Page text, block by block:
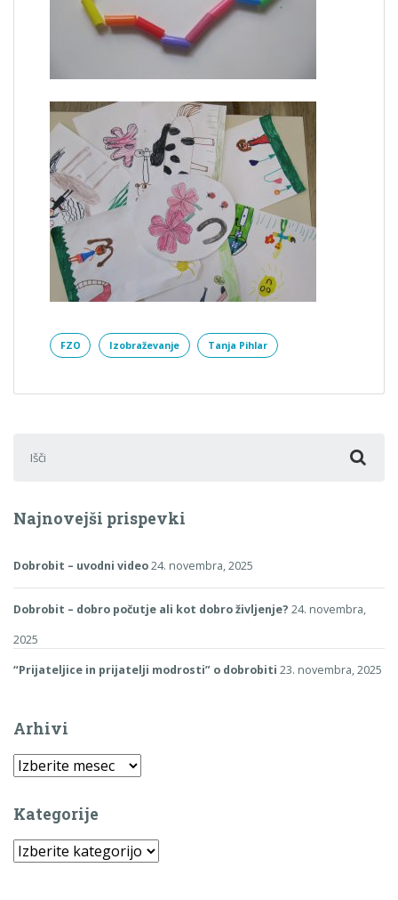
FZO Izobraževanje Tanja Pihlar
Najnovejši prispevki
Dobrobit – uvodni video24. novembra, 2025
Dobrobit – dobro počutje ali kot dobro življenje? 24. novembra,
2025
“Prijateljice in prijatelji modrosti” o dobrobiti 23. novembra, 2025
Arhivi
Arhivi
Kategorije
Kategorije